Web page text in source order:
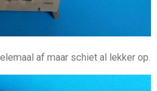
af maar schiet al lekker op.